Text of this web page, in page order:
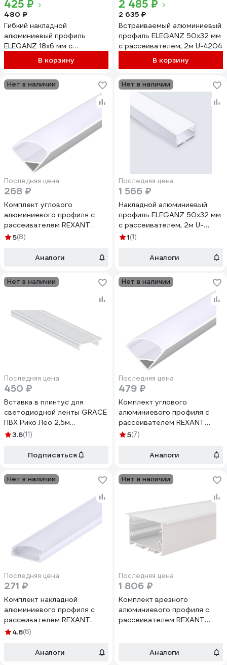
425 ₽
480 ₽
Гибкий накладной
алюминиевый профиль
ELEGANZ 18x6 мм с
рассеивателем, 2м 25018
В корзину
2 485 ₽
2 635 ₽
Встраиваемый алюминиевый
профиль ELEGANZ 50x32 мм
с рассеивателем, 2м U-4204
В корзину
Нет в наличии
Последняя цена
268 ₽
Комплект углового
алюминиевого профиля с
рассеивателем REXANT
16x16мм, 1м 146-402-1
5(8)
Аналоги
Нет в наличии
Последняя цена
1 566 ₽
Накладной алюминиевый
профиль ELEGANZ 50x32 мм
с рассеивателем, 2м U-
3010B
1(1)
Аналоги
Нет в наличии
Последняя цена
450 ₽
Вставка в плинтус для
светодиодной ленты GRACE
ПВХ Рико Лео 2,5м
Полупрозрачный
3.6(11)
Подписаться
Нет в наличии
Последняя цена
479 ₽
Комплект углового
алюминиевого профиля с
рассеивателем REXANT
16x16мм, 2 м 146-402
5(7)
Аналоги
Нет в наличии
Последняя цена
271 ₽
Комплект накладной
алюминиевого профиля с
рассеивателем REXANT
24x6мм, 1м 146-403-1
4.8(6)
Аналоги
Нет в наличии
Последняя цена
1 806 ₽
Комплект врезного
алюминиевого профиля с
рассеивателем REXANT
Аналоги